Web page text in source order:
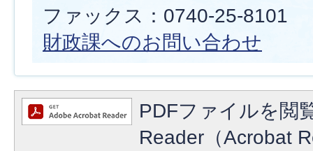
ファックス：0740-25-8101
財政課へのお問い合わせ
PDFファイルを閲
Reader（Acrobat